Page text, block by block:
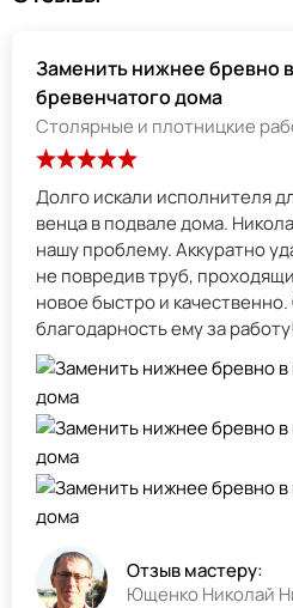
Заменить нижнее бревно
бревенчатого дома
Столярные и плотницкие
Долго искали исполнителя
венца в подвале дома. Николай Николаевич решил
нашу проблему. Аккуратно
не повредив труб,
новое быстро и
благодарность ему за
Отзыв мастеру:
Ющенко Николай